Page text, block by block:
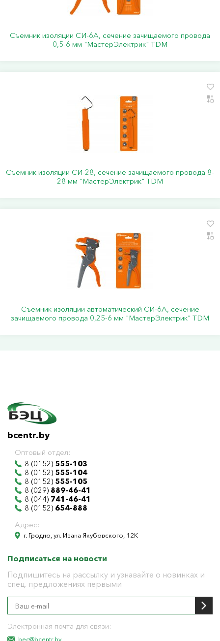
Съемник изоляции СИ-6А, сечение зачищаемого провода
0,5-6 мм "МастерЭлектрик" TDM
Съемник изоляции СИ-28, сечение зачищаемого провода 8-
28 мм "МастерЭлектрик" TDM
Съемник изоляции автоматический СИ-6А, сечение
зачищаемого провода 0,25-6 мм "МастерЭлектрик" TDM
bcentr.by
Оптовый отдел:
8 (0152) 555-103
8 (0152) 555-104
8 (0152) 555-105
8 (029) 889-46-41
8 (044) 741-46-41
8 (0152) 654-888
Адрес:
г. Гродно, ул. Ивана Якубовского, 12К
Подписаться на новости
Подпишитесь на рассылку и узнавайте о новинках и
спец. предложениях первыми
Электронная почта для связи:
bec@bcentr.by